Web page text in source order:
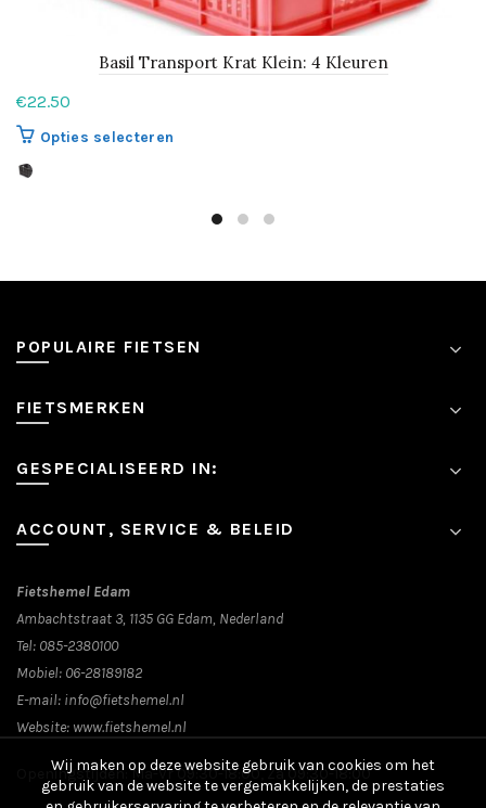
Basil Transport Krat Klein: 4 Kleuren
€22.50
Opties selecteren
optie
worden
POPULAIRE FIETSEN
FIETSMERKEN
GESPECIALISEERD IN:
ACCOUNT, SERVICE & BELEID
Fietshemel Edam
Ambachtstraat 3, 1135 GG Edam, Nederland
Tel: 085-2380100
Mobiel: 06-28189182
E-mail: info@fietshemel.nl
Website: www.fietshemel.nl
Openingstijden: Ma-Vr 09:30-18:00, Za 09:30-18:00
Wij maken op deze website gebruik van cookies om het
gebruik van de website te vergemakkelijken, de prestaties